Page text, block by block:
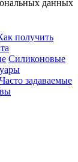
данных
получить
Силиконовые
Часто задаваемые